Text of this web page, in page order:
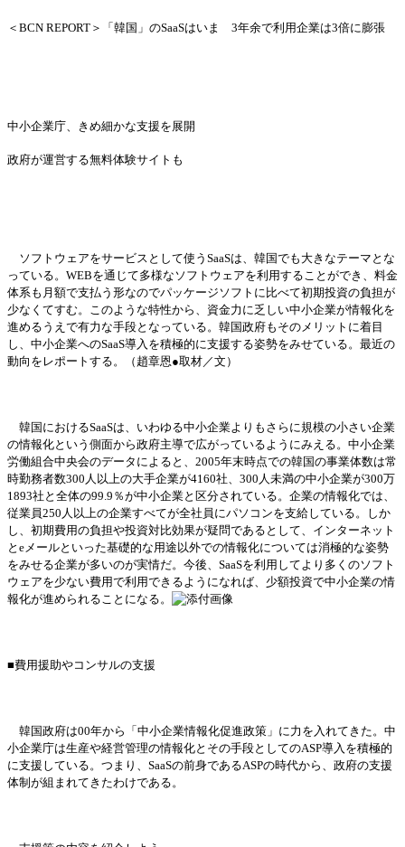
＜ BCN REPORT＞「韓国 」のSaaSはいま 3年余で利用企業は3倍に膨張
中小企業庁、きめ細かな支援を展開
政府が運営する無料体験サイトも
ソフトウェアをサー ビスとして使う SaaSは、韓国でも大きなテーマとな
っている。 WEBを通じて多様なソフトウェアを利用することができ、料金
体系も月額で支払う形なのでパッケージソフトに比べて初期投資の負担が
少なくてすむ。このような特性から、資金力に乏しい中小企業が情報化を
進めるうえで有力な手段となっている。韓国政府もそのメリットに着目
し、中小企業へのSaaS導入を積極的に支援する姿勢をみせている。最近の
動向をレポー トする。（趙章恩●取材／文）
韓国 におけるSaaSは、いわゆる中小企業よりもさらに規模の小さい企業
の情報化という側面から政府主導で広がっているようにみえる。中小企業
労働組合中央会のデータによると、 2005年末時点での韓国の事業体数は常
時勤務者数300人以上の大手企業が4160社、300人未満の中小企業が300万
1893社と全体の99.9％が中小企業と 区分されている。企業の情報化では、
従業員250人以上の企業すべてが全社員にパソコンを支給している。しか
し、初期費用の負担や投資対比効果が疑問であるとして、インタ ーネット
と eメ ールといった基礎的な用途以外での情報化については消極的な姿勢
をみせる企業が多いのが実情だ。今後、 SaaSを利用してより多くのソフト
ウェアを少ない費用で利用できるようになれば、少額投資で中小企業の情
報化が進められることになる。
■費用援助やコンサルの支援
韓国政府は00年から「中小企業情報化促進政策」に力を入れてきた。中
小企業庁は生産や経営管理の情報化とその手段としてのASP導入を積極的
に支援している。つまり、SaaSの前身であるASPの時代から、政府の支援
体制が組まれてきたわけである。